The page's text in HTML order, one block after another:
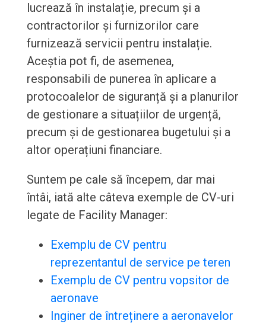
lucrează în instalație, precum și a
contractorilor și furnizorilor care
furnizează servicii pentru instalație.
Aceștia pot fi, de asemenea,
responsabili de punerea în aplicare a
protocoalelor de siguranță și a planurilor
de gestionare a situațiilor de urgență,
precum și de gestionarea bugetului și a
altor operațiuni financiare.
Suntem pe cale să începem, dar mai
întâi, iată alte câteva exemple de CV-uri
legate de Facility Manager:
Exemplu de CV pentru
reprezentantul de service pe teren
Exemplu de CV pentru vopsitor de
aeronave
Inginer de întreținere a aeronavelor